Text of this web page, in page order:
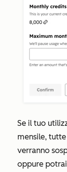
Se il tuo
mensile,
verranno
oppure